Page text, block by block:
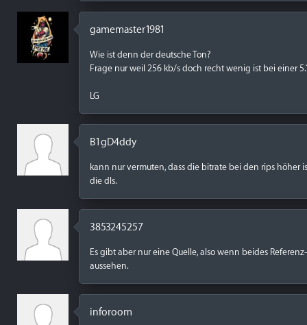
gamemaster1981
Wie ist denn der deutsche Ton?
Frage nur weil 256 kb/s doch recht wenig ist bei einer
LG
B1gD4ddy
kann nur vermuten, dass die bitrate bei den rips
die dls.
3853245257
Es gibt aber nur eine Quelle, also wenn beides
aussehen.
inforoom